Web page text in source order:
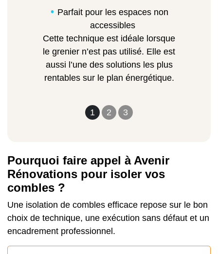
1 2 3
Parfait pour les espaces non
accessibles
Cette technique est idéale lorsque
le grenier n’est pas utilisé. Elle est
aussi l’une des solutions les plus
rentables sur le plan énergétique.
Pourquoi faire appel à Avenir
Rénovations pour isoler vos
combles ?
Une isolation de combles efficace repose sur le bon
choix de technique, une exécution sans défaut et un
encadrement professionnel.